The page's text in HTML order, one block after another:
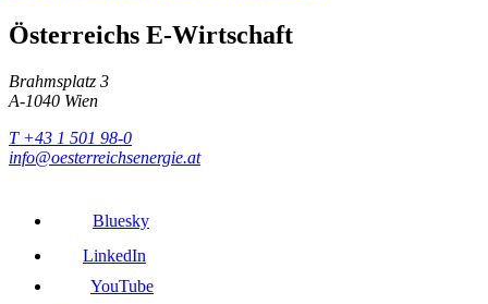
Österreichs E-Wirtschaft
Brahmsplatz 3
A-1040 Wien
T +43 1 501 98-0
info@oesterreichsenergie.at
Bluesky
LinkedIn
YouTube